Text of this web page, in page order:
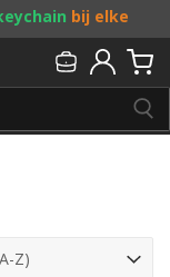
bij elke
je mee?